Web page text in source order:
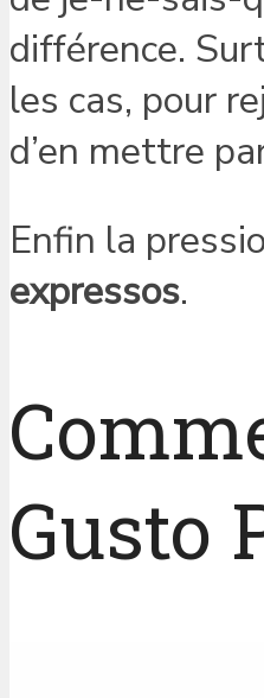
différence.
les cas, pour
d’en mettre
Enfin la
expressos.
Gusto